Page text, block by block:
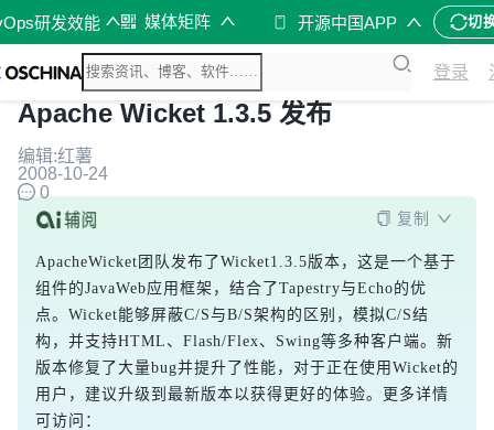
研发效能 媒体矩阵 开源中国APP 切
登录
Apache Wicket 1.3.5 发布
编辑:红薯
2008-10-24
0
复制
ApacheWicket团队发布了Wicket1.3.5版本，这是一个基于
组件的JavaWeb应用框架，结合了Tapestry与Echo的优
点。Wicket能够屏蔽C/S与B/S架构的区别，模拟C/S结
构，并支持HTML、Flash/Flex、Swing等多种客户端。新
版本修复了大量bug并提升了性能，对于正在使用Wicket的
用户，建议升级到最新版本以获得更好的体验。更多详情
可访问：